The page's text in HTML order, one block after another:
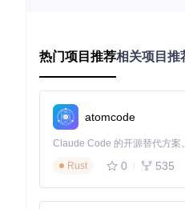
缺陷概率值：0-1的浮点数
图1：光伏电池EL图像缺陷
科研价值与技术赋能
算法开发与验证平台
热门项目推荐相关项目推
atomcode
Rust
0 535